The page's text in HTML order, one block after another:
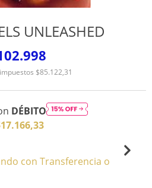
UNLEASHED
$85.122,31
DÉBITO
con Transferencia o